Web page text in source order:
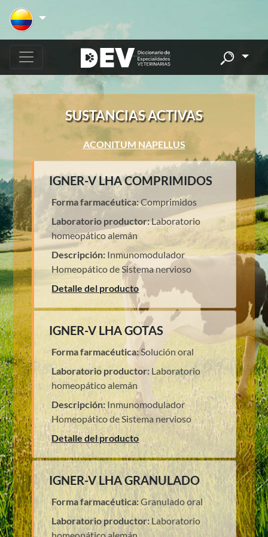
SUSTANCIAS ACTIVAS
ACONITUM NAPELLUS
IGNER-V LHA COMPRIMIDOS
Forma farmacéutica:Comprimidos
Laboratorio productor:Laboratorio
homeopático alemán
Descripción: Inmunomodulador
Homeopático de Sistema nervioso
Detalle del producto
IGNER-V LHA GOTAS
Forma farmacéutica:Solución oral
Laboratorio productor: Laboratorio
homeopático alemán
Descripción: Inmunomodulador
Homeopático de Sistema nervioso
Detalle del producto
IGNER-V LHA GRANULADO
Forma farmacéutica:Granulado oral
Laboratorio productor:Laboratorio